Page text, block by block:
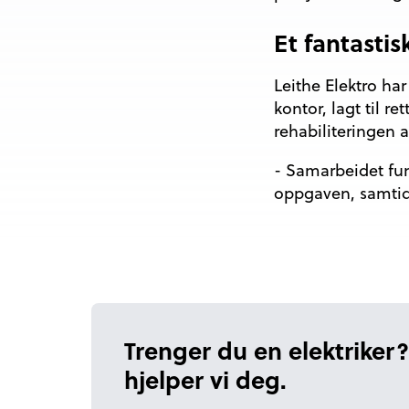
Et
Leithe Elektro
kontor, lagt til
rehabiliteringen
- Samarbeidet
oppgaven,
Trenger du en
hjelper vi deg.